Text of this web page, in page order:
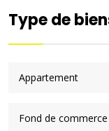
Type de
Appartement
Fond de commerce